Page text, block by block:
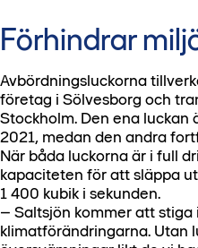
Förhindrar
Avbördningsluckorna
företag i Sölvesborg och
Stockholm. Den ena
2021, medan den andra
När båda luckorna är i full
kapaciteten för att släppa
1 400 kubik i sekunden.
– Saltsjön kommer att stiga
klimatförändringarna. Utan